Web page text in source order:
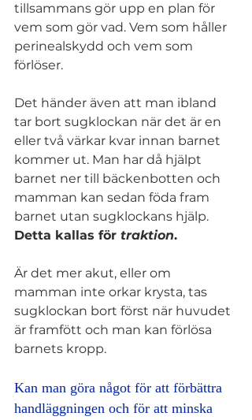
tillsammans gör upp en plan för
vem som gör vad. Vem som håller
perinealskydd och vem som
förlöser.
Det händer även att man ibland
tar bort sugklockan när det är en
eller två värkar kvar innan barnet
kommer ut. Man har då hjälpt
barnet ner till bäckenbotten och
mamman kan sedan föda fram
barnet utan sugklockans hjälp.
Detta kallas för traktion.
Är det mer akut, eller om
mamman inte orkar krysta, tas
sugklockan bort först när huvudet
är framfött och man kan förlösa
barnets kropp.
Kan man göra något för att förbättra
handläggningen och för att minska